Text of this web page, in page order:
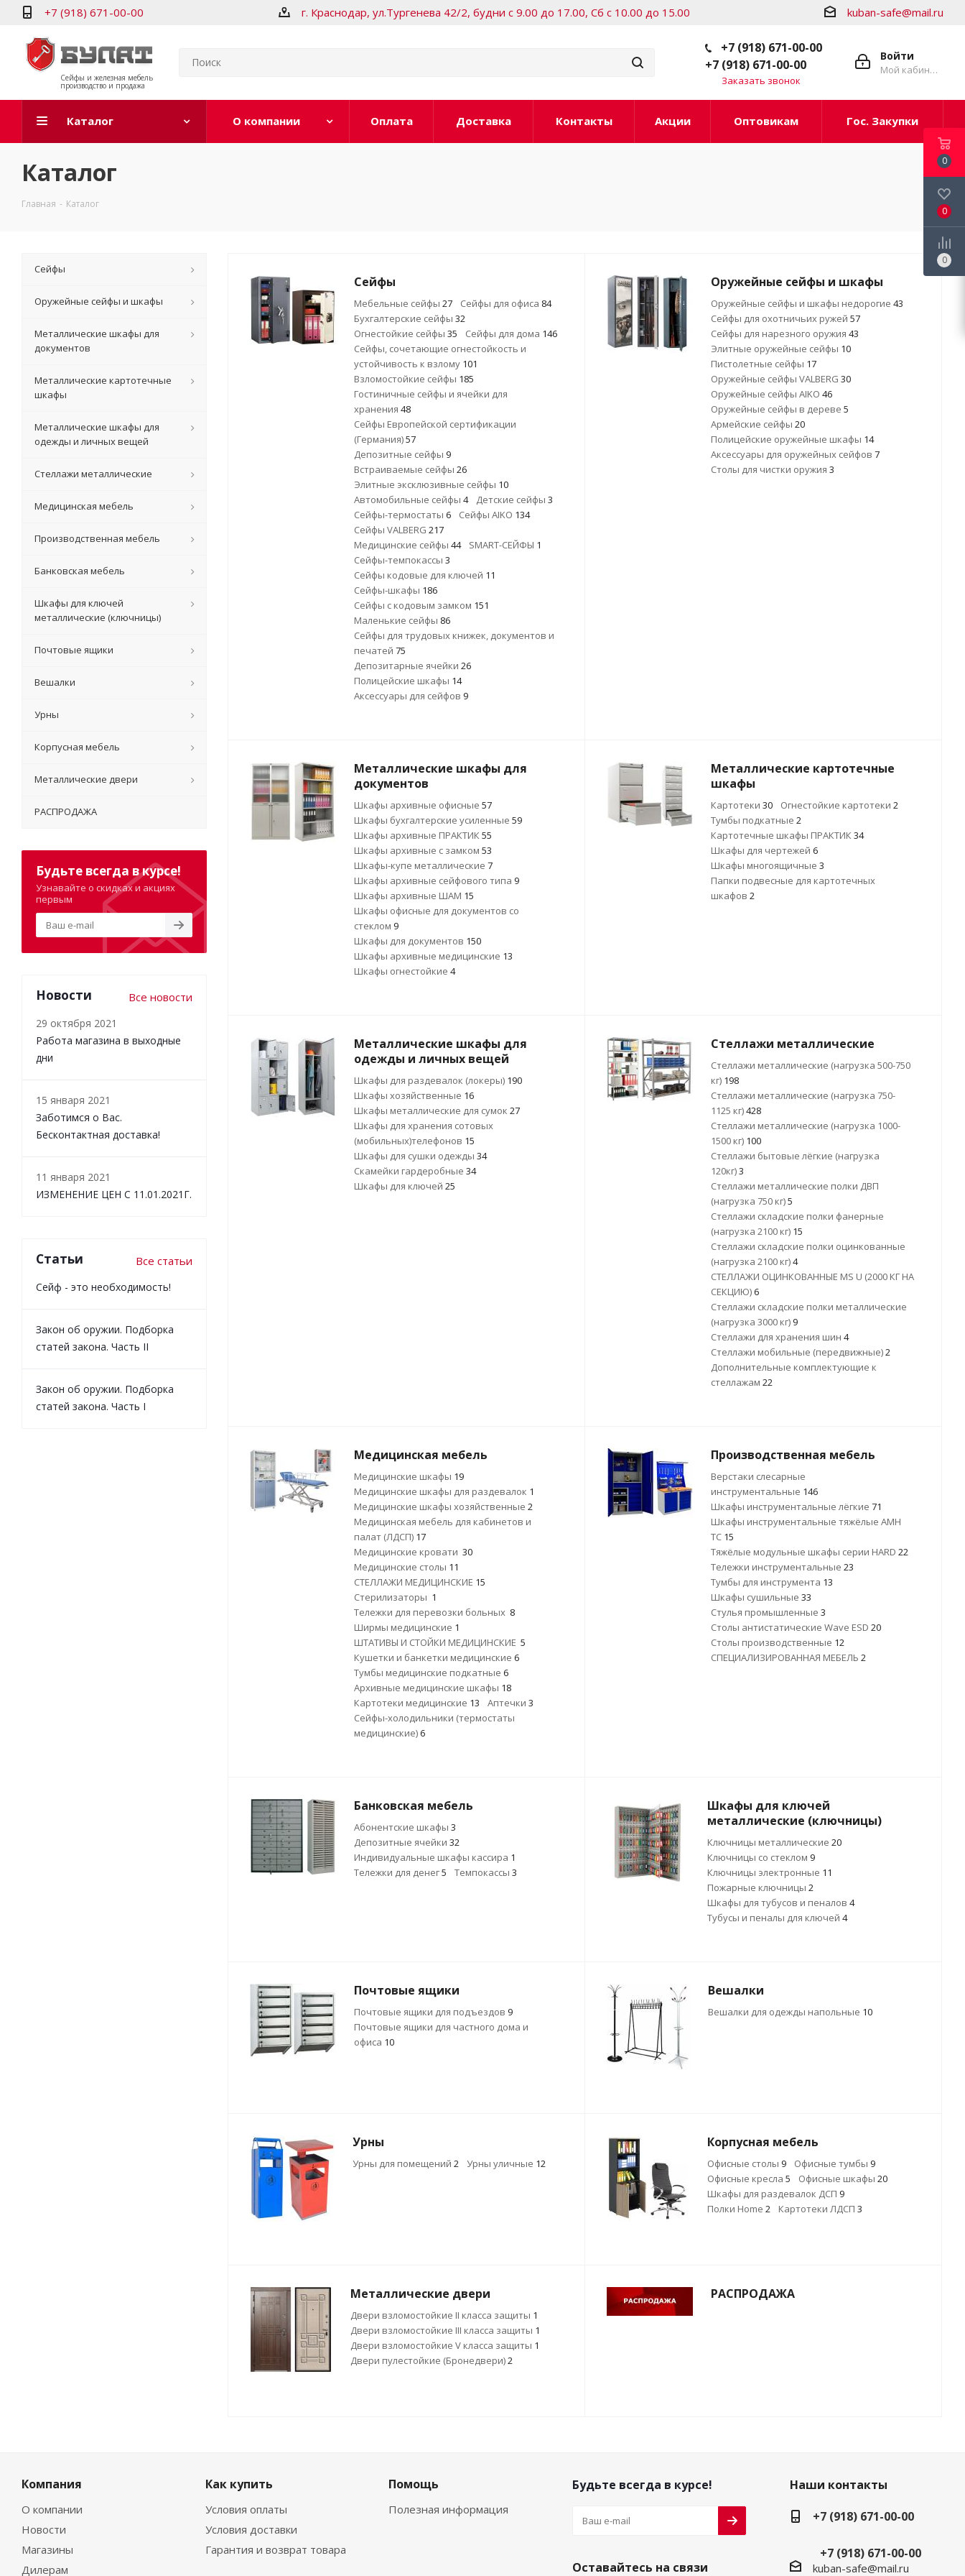
+7 (918) 671-00-00 г. Краснодар, ул.Тургенева 42/2, будни с 9.00 до 17.00, Сб с 10.00 до 15.00 kuban-safe@mail.ru
Сейфы и железная мебель
производство и продажа
Войти
Мой кабинет
+7 (918) 671-00-00
+7 (918) 671-00-00
Заказать звонок
Каталог О компании Оплата Доставка Контакты Акции Оптовикам Гос. Закупки
Каталог
Главная - Каталог
Сейфы
Мебельные сейфы 27 Сейфы для офиса 84
Бухгалтерские сейфы 32
Огнестойкие сейфы 35 Сейфы для дома 146
Сейфы, сочетающие огнестойкость и
устойчивость к взлому 101
Взломостойкие сейфы 185
Гостиничные сейфы и ячейки для
хранения 48
Сейфы Европейской сертификации
(Германия)57
Депозитные сейфы 9
Встраиваемые сейфы 26
Элитные эксклюзивные сейфы 10
Автомобильные сейфы 4 Детские сейфы 3
Сейфы-термостаты 6 Сейфы AIKO 134
Сейфы VALBERG 217
Медицинские сейфы 44 SMART-СЕЙФЫ 1
Сейфы-темпокассы 3
Сейфы кодовые для ключей 11
Сейфы-шкафы 186
Сейфы с кодовым замком 151
Маленькие сейфы 86
Сейфы для трудовых книжек, документов и
печатей 75
Депозитарные ячейки 26
Полицейские шкафы 14
Аксессуары для сейфов 9
Оружейные сейфы и шкафы
Оружейные сейфы и шкафы недорогие 43
Сейфы для охотничьих ружей 57
Сейфы для нарезного оружия 43
Элитные оружейные сейфы 10
Пистолетные сейфы 17
Оружейные сейфы VALBERG 30
Оружейные сейфы AIKO 46
Оружейные сейфы в дереве 5
Армейские сейфы 20
Полицейские оружейные шкафы 14
Аксессуары для оружейных сейфов 7
Столы для чистки оружия 3
Металлические шкафы для
документов
Шкафы архивные офисные 57
Шкафы бухгалтерские усиленные 59
Шкафы архивные ПРАКТИК 55
Шкафы архивные с замком 53
Шкафы-купе металлические 7
Шкафы архивные сейфового типа 9
Шкафы архивные ШАМ 15
Шкафы офисные для документов со
стеклом 9
Шкафы для документов 150
Шкафы архивные медицинские 13
Шкафы огнестойкие 4
Металлические картотечные
шкафы
Картотеки 30 Огнестойкие картотеки 2
Тумбы подкатные 2
Картотечные шкафы ПРАКТИК 34
Шкафы для чертежей 6
Шкафы многоящичные 3
Папки подвесные для картотечных
шкафов 2
Металлические шкафы для
одежды и личных вещей
Шкафы для раздевалок (локеры) 190
Шкафы хозяйственные 16
Шкафы металлические для сумок 27
Шкафы для хранения сотовых
(мобильных)телефонов 15
Шкафы для сушки одежды 34
Скамейки гардеробные 34
Шкафы для ключей 25
Стеллажи металлические
Стеллажи металлические (нагрузка 500-750
кг) 198
Стеллажи металлические (нагрузка 750-
1125 кг)428
Стеллажи металлические (нагрузка 1000-
1500 кг) 100
Стеллажи бытовые лёгкие (нагрузка
120кг)3
Стеллажи металлические полки ДВП
(нагрузка 750 кг)5
Стеллажи складские полки фанерные
(нагрузка 2100 кг) 15
Стеллажи складские полки оцинкованные
(нагрузка 2100 кг)4
СТЕЛЛАЖИ ОЦИНКОВАННЫЕ MS U (2000 КГ НА
СЕКЦИЮ) 6
Стеллажи складские полки металлические
(нагрузка 3000 кг) 9
Стеллажи для хранения шин 4
Стеллажи мобильные (передвижные)2
Дополнительные комплектующие к
стеллажам 22
Медицинская мебель
Медицинские шкафы 19
Медицинские шкафы для раздевалок 1
Медицинские шкафы хозяйственные 2
Медицинская мебель для кабинетов и
палат (ЛДСП) 17
Медицинские кровати 30
Медицинские столы 11
СТЕЛЛАЖИ МЕДИЦИНСКИЕ 15
Стерилизаторы 1
Тележки для перевозки больных 8
Ширмы медицинские 1
ШТАТИВЫ И СТОЙКИ МЕДИЦИНСКИЕ 5
Кушетки и банкетки медицинские 6
Тумбы медицинские подкатные 6
Архивные медицинские шкафы 18
Картотеки медицинские 13 Аптечки 3
Сейфы-холодильники (термостаты
медицинские) 6
Производственная мебель
Верстаки слесарные
инструментальные 146
Шкафы инструментальные лёгкие 71
Шкафы инструментальные тяжёлые AMH
TC 15
Тяжёлые модульные шкафы серии HARD 22
Тележки инструментальные 23
Тумбы для инструмента 13
Шкафы сушильные 33
Стулья промышленные 3
Столы антистатические Wave ESD 20
Столы производственные 12
CПЕЦИАЛИЗИРОВАННАЯ МЕБЕЛЬ 2
Банковская мебель
Абонентские шкафы 3
Депозитные ячейки 32
Индивидуальные шкафы кассира 1
Тележки для денег5 Темпокассы 3
Шкафы для ключей
металлические (ключницы)
Ключницы металлические 20
Ключницы со стеклом 9
Ключницы электронные 11
Пожарные ключницы 2
Шкафы для тубусов и пеналов 4
Тубусы и пеналы для ключей 4
Почтовые ящики
Почтовые ящики для подъездов 9
Почтовые ящики для частного дома и
офиса 10
Вешалки
Вешалки для одежды напольные 10
Урны
Урны для помещений 2 Урны уличные 12
Корпусная мебель
Офисные столы 9 Офисные тумбы 9
Офисные кресла 5 Офисные шкафы 20
Шкафы для раздевалок ДСП 9
Полки Home 2 Картотеки ЛДСП 3
Металлические двери
Двери взломостойкие II класса защиты 1
Двери взломостойкие III класса защиты 1
Двери взломостойкие V класса защиты 1
Двери пулестойкие (Бронедвери)2
РАСПРОДАЖА
Сейфы
Оружейные сейфы и шкафы
Металлические шкафы для
документов
Металлические картотечные
шкафы
Металлические шкафы для
одежды и личных вещей
Стеллажи металлические
Медицинская мебель
Производственная мебель
Банковская мебель
Шкафы для ключей
металлические (ключницы)
Почтовые ящики
Вешалки
Урны
Корпусная мебель
Металлические двери
РАСПРОДАЖА
Будьте всегда в курсе!
Узнавайте о скидках и акциях
первым
Новости Все новости
29 октября 2021
Работа магазина в выходные
дни
15 января 2021
Заботимся о Вас.
Бесконтактная доставка!
11 января 2021
ИЗМЕНЕНИЕ ЦЕН С 11.01.2021Г.
Статьи Все статьи
Сейф - это необходимость!
Закон об оружии. Подборка
статей закона. Часть II
Закон об оружии. Подборка
статей закона. Часть I
Компания
О компании
Новости
Магазины
Дилерам
Как купить
Условия оплаты
Условия доставки
Гарантия и возврат товара
Помощь
Полезная информация
Будьте всегда в курсе!
Оставайтесь на связи
Наши контакты
+7 (918) 671-00-00
+7 (918) 671-00-00
kuban-safe@mail.ru
0
0
0